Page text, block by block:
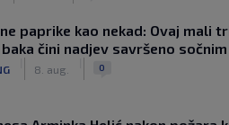
paprike kao nekad: Ovaj mali
baka čini nadjev savršeno sočnim
8. aug. 0